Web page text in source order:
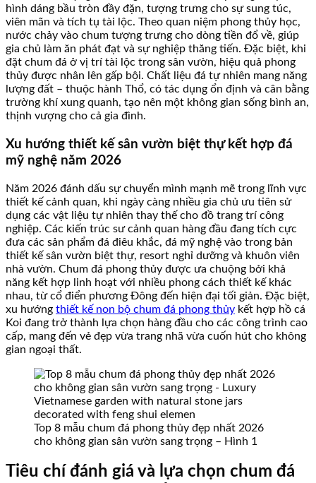
hình dáng bầu tròn đầy đặn, tượng trưng cho sự sung túc,
viên mãn và tích tụ tài lộc. Theo quan niệm phong thủy học,
nước chảy vào chum tượng trưng cho dòng tiền đổ về, giúp
gia chủ làm ăn phát đạt và sự nghiệp thăng tiến. Đặc biệt, khi
đặt chum đá ở vị trí tài lộc trong sân vườn, hiệu quả phong
thủy được nhân lên gấp bội. Chất liệu đá tự nhiên mang năng
lượng đất – thuộc hành Thổ, có tác dụng ổn định và cân bằng
trường khí xung quanh, tạo nên một không gian sống bình an,
thịnh vượng cho cả gia đình.
Xu hướng thiết kế sân vườn biệt thự kết hợp đá
mỹ nghệ năm 2026
Năm 2026 đánh dấu sự chuyển mình mạnh mẽ trong lĩnh vực
thiết kế cảnh quan, khi ngày càng nhiều gia chủ ưu tiên sử
dụng các vật liệu tự nhiên thay thế cho đồ trang trí công
nghiệp. Các kiến trúc sư cảnh quan hàng đầu đang tích cực
đưa các sản phẩm đá điêu khắc, đá mỹ nghệ vào trong bản
thiết kế sân vườn biệt thự, resort nghỉ dưỡng và khuôn viên
nhà vườn. Chum đá phong thủy được ưa chuộng bởi khả
năng kết hợp linh hoạt với nhiều phong cách thiết kế khác
nhau, từ cổ điển phương Đông đến hiện đại tối giản. Đặc biệt,
xu hướng thiết kế non bộ chum đá phong thủy kết hợp hồ cá
Koi đang trở thành lựa chọn hàng đầu cho các công trình cao
cấp, mang đến vẻ đẹp vừa trang nhã vừa cuốn hút cho không
gian ngoại thất.
Top 8 mẫu chum đá phong thủy đẹp nhất 2026
cho không gian sân vườn sang trọng – Hình 1
Tiêu chí đánh giá và lựa chọn chum đá